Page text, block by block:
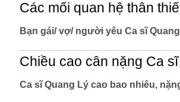
Các mối quan hệ thân
Bạn gái/ vợ/ người yêu Ca sĩ
Chiều cao cân nặng Ca
Ca sĩ Quang Lý cao bao nhiêu,